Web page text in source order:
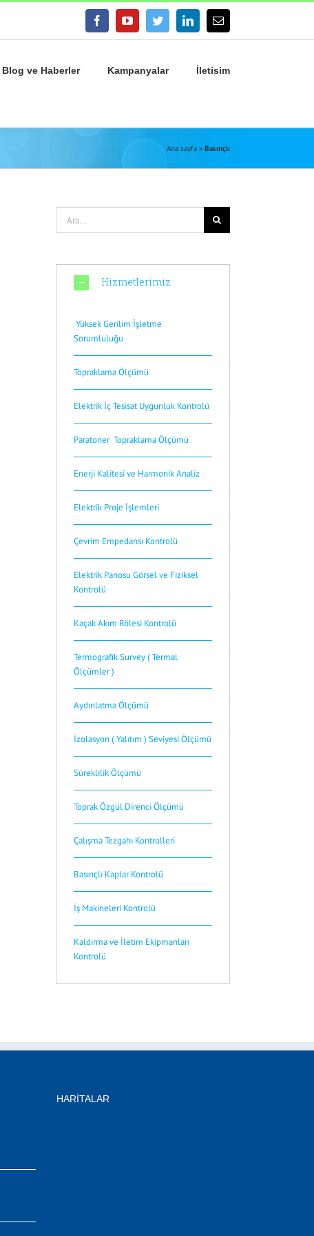
facebookyoutubetwitter linkedinE-
posta
Blog ve Haberler Kampanyalar İletisim
Ana sayfa » Basınçlı
Hizmetlerimiz
Yüksek Gerilim İşletme
Sorumluluğu
Topraklama Ölçümü
Elektrik İç Tesisat Uygunluk Kontrolü
Paratoner Topraklama Ölçümü
Enerji Kalitesi ve Harmonik Analiz
Elektrik Proje İşlemleri
Çevrim Empedansı Kontrolü
Elektrik Panosu Görsel ve Fiziksel
Kontrolü
Kaçak Akım Rölesi Kontrolü
Termografik Survey ( Termal
Ölçümler )
Aydınlatma Ölçümü
İzolasyon ( Yalıtım ) Seviyesi Ölçümü
Süreklilik Ölçümü
Toprak Özgül Direnci Ölçümü
Çalışma Tezgahı Kontrolleri
Basınçlı Kaplar Kontrolü
İş Makineleri Kontrolü
Kaldırma ve İletim Ekipmanları
Kontrolü
HARITALAR